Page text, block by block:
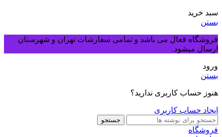
سبد خرید
بستن
فروشگاه فعال می باشد و تمامی سفارشات تهران و شهرستان
ارسال میشود.
ورود
بستن
هنوز حساب کاربری ندارید؟
ایجاد حساب کاربری
جستجو
فروشگاه